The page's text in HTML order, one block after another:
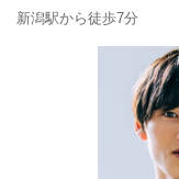
新潟駅から徒歩7分